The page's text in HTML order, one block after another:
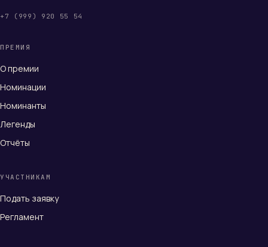
+7 (999) 920 55 54
ПРЕМИЯ
О премии
Номинации
Номинанты
Легенды
Отчёты
УЧАСТНИКАМ
Подать заявку
Регламент